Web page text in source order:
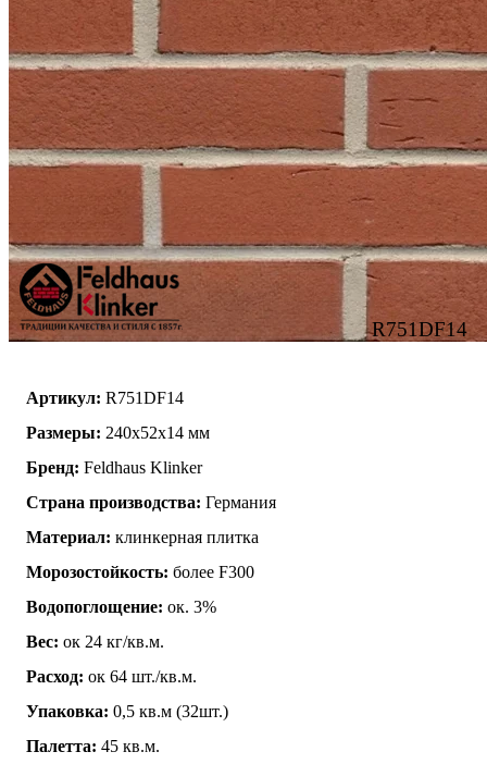
R751DF14
Артикул: R751DF14
Размеры: 240x52x14 мм
Бренд: Feldhaus Klinker
Страна производства: Германия
Материал: клинкерная плитка
Морозостойкость: более F300
Водопоглощение: ок. 3%
Вес: ок 24 кг/кв.м.
Расход: ок 64 шт./кв.м.
Упаковка: 0,5 кв.м (32шт.)
Палетта: 45 кв.м.